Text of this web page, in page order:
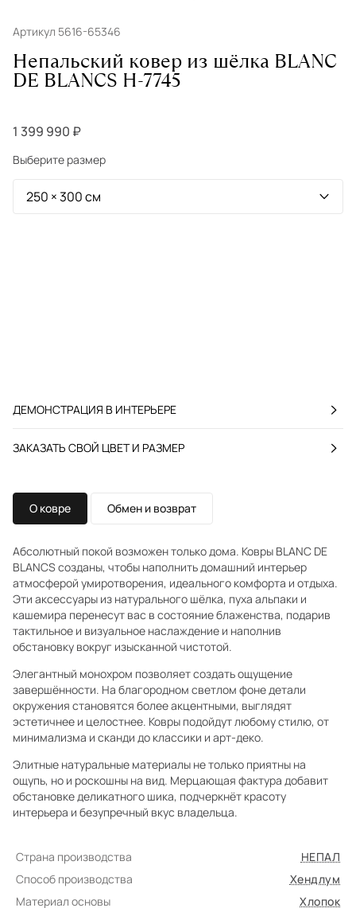
Артикул 5616-65346
Непальский ковер из шёлка BLANC
DE BLANCS H-7745
1 399 990 ₽
Выберите размер
ДЕМОНСТРАЦИЯ В ИНТЕРЬЕРЕ
ЗАКАЗАТЬ СВОЙ ЦВЕТ И РАЗМЕР
О ковре Обмен и возврат
Абсолютный покой возможен только дома. Ковры BLANC DE
BLANCS созданы, чтобы наполнить домашний интерьер
атмосферой умиротворения, идеального комфорта и отдыха.
Эти аксессуары из натурального шёлка, пуха альпаки и
кашемира перенесут вас в состояние блаженства, подарив
тактильное и визуальное наслаждение и наполнив
обстановку вокруг изысканной чистотой.
Элегантный монохром позволяет создать ощущение
завершённости. На благородном светлом фоне детали
окружения становятся более акцентными, выглядят
эстетичнее и целостнее. Ковры подойдут любому стилю, от
минимализма и сканди до классики и арт-деко.
Элитные натуральные материалы не только приятны на
ощупь, но и роскошны на вид. Мерцающая фактура добавит
обстановке деликатного шика, подчеркнёт красоту
интерьера и безупречный вкус владельца.
Страна производства
НЕПАЛ
Способ производства
Хендлум
Материал основы
Хлопок